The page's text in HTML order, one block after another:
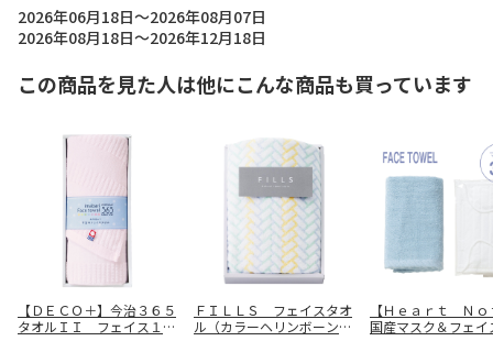
2026年06月18日～2026年08月07日
2026年08月18日～2026年12月18日
この商品を見た人は他にこんな商品も買っています
【ＤＥＣＯ＋】今治３６５
タオルＩＩ フェイス１Ｐ
ＦＩＬＬＳ フェイスタオ
ル（カラーヘリンボーン）
【Ｈｅａｒｔ Ｎｏ
国産マスク＆フェイ